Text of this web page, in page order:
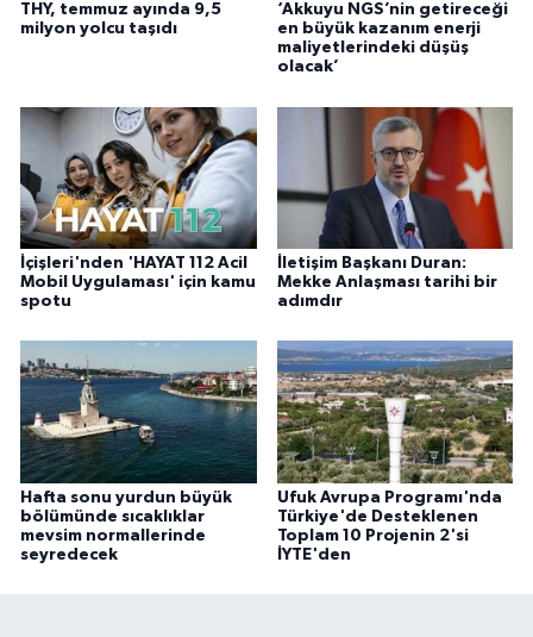
THY, temmuz ayında 9,5
milyon yolcu taşıdı
‘Akkuyu NGS’nin getireceği
en büyük kazanım enerji
maliyetlerindeki düşüş
olacak’
İçişleri'nden 'HAYAT 112 Acil
Mobil Uygulaması' için kamu
spotu
İletişim Başkanı Duran:
Mekke Anlaşması tarihi bir
adımdır
Hafta sonu yurdun büyük
bölümünde sıcaklıklar
mevsim normallerinde
seyredecek
Ufuk Avrupa Programı'nda
Türkiye'de Desteklenen
Toplam 10 Projenin 2'si
İYTE'den